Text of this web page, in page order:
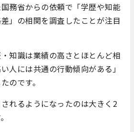
務省からの依頼で「学歴や知能
」の相関を調査したことが注目
知識は業績の高さとほとんど相
人には共通の行動傾向がある」
のです。
れるようになったのは大きく2